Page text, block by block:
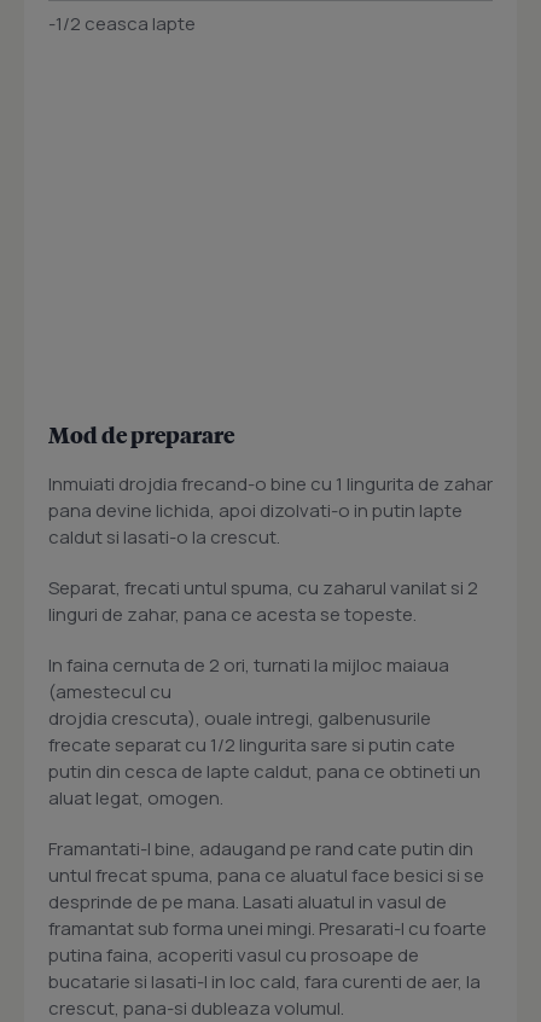
-1/2 ceasca lapte
Mod de preparare
Inmuiati drojdia frecand-o bine cu 1 lingurita de zahar
pana devine lichida, apoi dizolvati-o in putin lapte
caldut si lasati-o la crescut.
Separat, frecati untul spuma, cu zaharul vanilat si 2
linguri de zahar, pana ce acesta se topeste.
In faina cernuta de 2 ori, turnati la mijloc maiaua
(amestecul cu
drojdia crescuta), ouale intregi, galbenusurile
frecate separat cu 1/2 lingurita sare si putin cate
putin din cesca de lapte caldut, pana ce obtineti un
aluat legat, omogen.
Framantati-l bine, adaugand pe rand cate putin din
untul frecat spuma, pana ce aluatul face besici si se
desprinde de pe mana. Lasati aluatul in vasul de
framantat sub forma unei mingi. Presarati-l cu foarte
putina faina, acoperiti vasul cu prosoape de
bucatarie si lasati-l in loc cald, fara curenti de aer, la
crescut, pana-si dubleaza volumul.